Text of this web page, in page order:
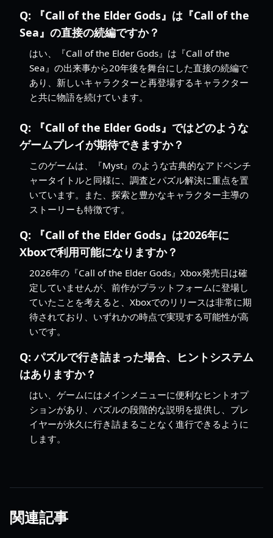
Q:
『Call of the Elder Gods』は『Call of the
Sea』の直接の続編ですか？
はい、『Call of the Elder Gods』は『Call of the
Sea』の出来事から20年後を舞台にした直接の続編で
あり、新しいキャラクターと再登場するキャラクター
と共に物語を続けています。
Q:
『Call of the Elder Gods』ではどのような
ゲームプレイが期待できますか？
このゲームは、『Myst』のような古典的なアドベンチ
ャータイトルと同様に、調査とパズル解決に重点を置
いています。また、探索と豊かなキャラクター主導の
ストーリーも特徴です。
Q:
『Call of the Elder Gods』は2026年に
Xboxで利用可能になりますか？
2026年の『Call of the Elder Gods』Xbox発売日は確
定していませんが、前作がプラットフォームに登場し
ていたことを考えると、Xboxでのリリースは非常に期
待されており、いずれかの時点で実現する可能性が高
いです。
Q:パズルで行き詰まった場合、ヒントシステム
はありますか？
はい、ゲームにはメインメニューに便利なヒントオプ
ションがあり、パズルの段階的な説明を提供し、プレ
イヤーが永久に行き詰まることなく進行できるように
します。
関連記事